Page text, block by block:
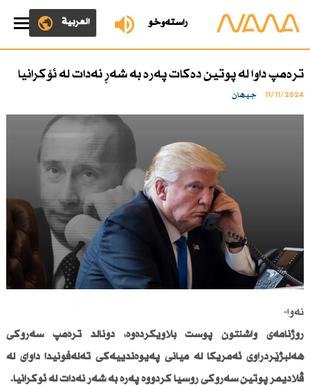
ڕاستەوخۆ العربية
ترەمپ داوا لە پوتین دەكات پەرە بە شەڕ نەدات لە ئۆكرانیا
11/11/2024 جیهان
نەوا-
رۆژنامەی واشنتۆن پۆست بڵاویكردەوە، دۆناڵد ترەمپ سەرۆكی
هەڵبژێردراوی ئەمریكا لە میانی پەیوەندییەكی تەلەفۆنیدا داوای لە
ڤلادیمر پوتین سەرۆكی روسیا كردووە پەرە بە شەڕ نەدات لە ئۆكرانیا.